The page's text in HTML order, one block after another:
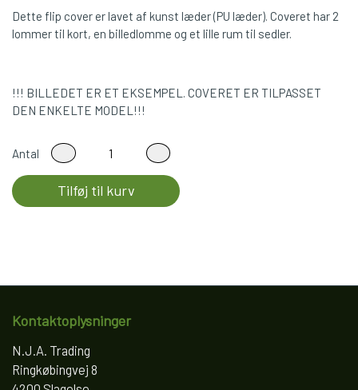
Dette flip cover er lavet af kunst læder (PU læder). Coveret har 2
lommer til kort, en billedlomme og et lille rum til sedler.
!!! BILLEDET ER ET EKSEMPEL. COVERET ER TILPASSET
DEN ENKELTE MODEL!!!
Antal
Tilføj til kurv
Kontaktoplysninger
N.J.A. Trading
Ringkøbingvej 8